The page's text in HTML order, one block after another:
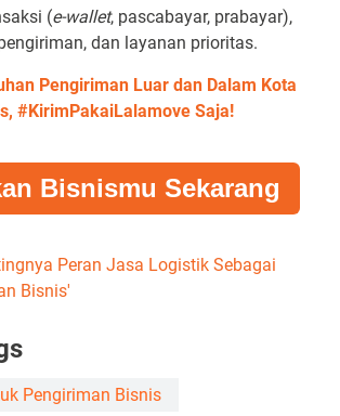
(e-wallet, pascabayar, prabayar),
dan layanan prioritas.
Pengiriman Luar dan Dalam Kota
#KirimPakaiLalamove Saja!
Bisnismu Sekarang
Peran Jasa Logistik Sebagai
Bisnis'
Pengiriman Bisnis